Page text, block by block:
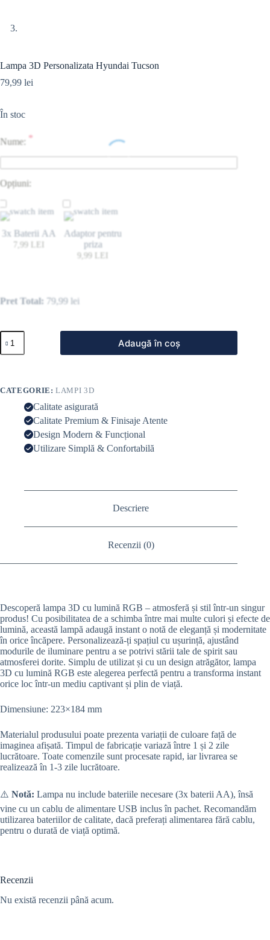
Lampa 3D Personalizata Hyundai Tucson
79,99 lei
În stoc
Nume: *
Opțiuni:
3x Baterii AA
7,99
Adaptor pentru
priza
9,99
Pret Total: 79,99 lei
Adaugă în coș
CATEGORIE:LAMPI 3D
Calitate asigurată
Calitate Premium & Finisaje Atente
Design Modern & Funcțional
Utilizare Simplă & Confortabilă
Descriere
Recenzii (0)
Descoperă lampa 3D cu lumină RGB – atmosferă și stil într-un singur
produs! Cu posibilitatea de a schimba între mai multe culori și efecte de
lumină, această lampă adaugă instant o notă de eleganță și modernitate
în orice încăpere. Personalizează-ți spațiul cu ușurință, ajustând
modurile de iluminare pentru a se potrivi stării tale de spirit sau
atmosferei dorite. Simplu de utilizat și cu un design atrăgător, lampa
3D cu lumină RGB este alegerea perfectă pentru a transforma instant
orice loc într-un mediu captivant și plin de viață.
Dimensiune: 223×184 mm
Materialul produsului poate prezenta variații de culoare față de
imaginea afișată. Timpul de fabricație variază între 1 și 2 zile
lucrătoare. Toate comenzile sunt procesate rapid, iar livrarea se
realizează în 1-3 zile lucrătoare.
⚠️ Notă: Lampa nu include bateriile necesare (3x baterii AA), însă
vine cu un cablu de alimentare USB inclus în pachet. Recomandăm
utilizarea bateriilor de calitate, dacă preferați alimentarea fără cablu,
pentru o durată de viață optimă.
Recenzii
Nu există recenzii până acum.